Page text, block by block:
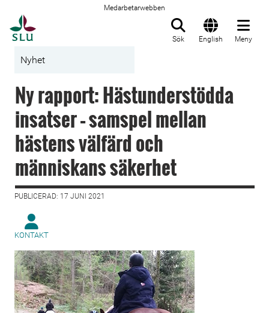
Medarbetarwebben
Sök English Meny
Nyhet
Ny rapport: Hästunderstödda
insatser – samspel mellan
hästens välfärd och
människans säkerhet
PUBLICERAD: 17 JUNI 2021
KONTAKT